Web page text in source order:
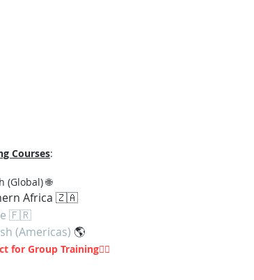
Courses:
(Global) 🌐
Africa 🇿🇦
🇫🇷
(Americas) 🌎
for Group Training👇🏽